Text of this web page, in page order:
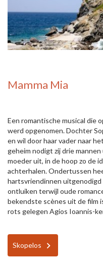
Mamma Mia
Een romantische musical die
werd opgenomen. Dochter
en wil door haar vader naar
geheim nodigt zij drie
moeder uit, in de hoop zo de
achterhalen. Ondertussen
hartsvriendinnen
ontluiken terwijl oude
bekendste scènes uit de film
rots gelegen Agios Ioannis-
Skopelos